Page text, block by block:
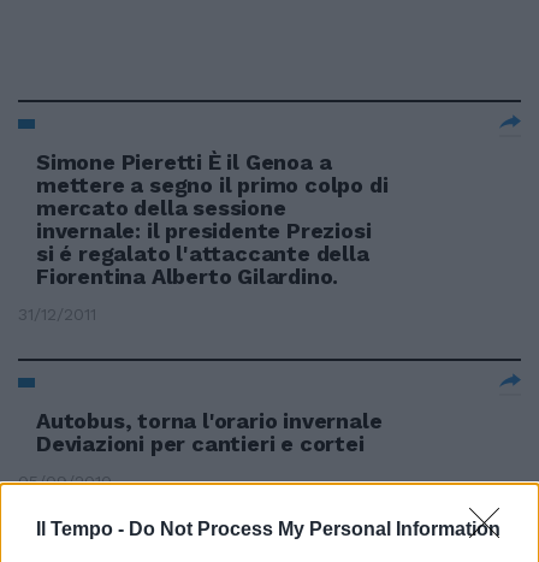
Il Tempo - Do Not Process My Personal Information
Simone Pieretti È il Genoa a
mettere a segno il primo colpo di
mercato della sessione
invernale: il presidente Preziosi
si é regalato l'attaccante della
Fiorentina Alberto Gilardino.
31/12/2011
Autobus, torna l'orario invernale
Deviazioni per cantieri e cortei
05/09/2010